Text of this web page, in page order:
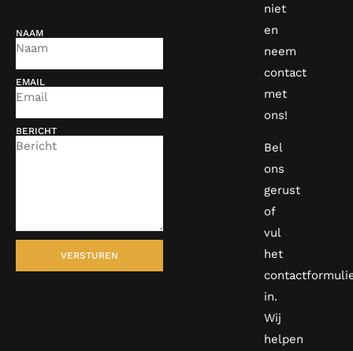
niet
en
neem
contact
met
ons!
Bel
ons
gerust
of
vul
het
in.
Wij
helpen
NAAM
EMAIL
BERICHT
VERSTUREN